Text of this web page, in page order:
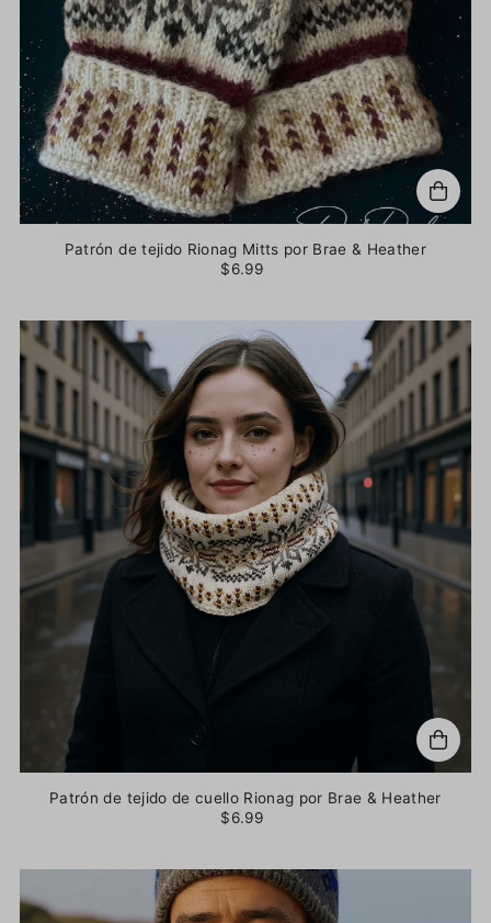
Patrón de tejido Rionag Mitts por Brae & Heather
$6.99
Patrón de tejido de cuello Rionag por Brae & Heather
$6.99